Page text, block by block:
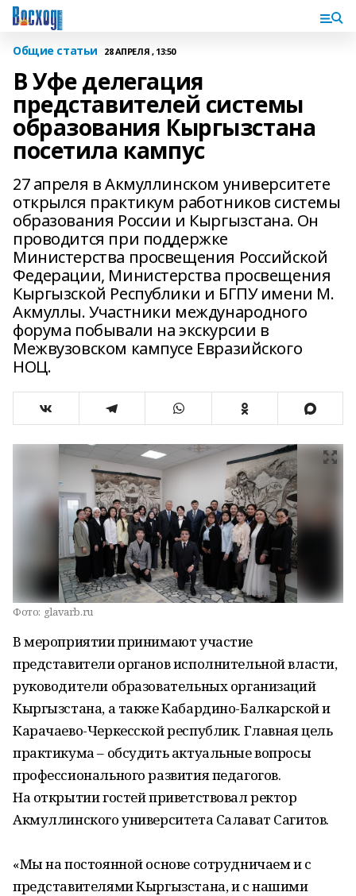
Общие статьи 28 АПРЕЛЯ , 13:50
В Уфе делегация
представителей системы
образования Кыргызстана
посетила кампус
27 апреля в Акмуллинском университете
открылся практикум работников системы
образования России и Кыргызстана. Он
проводится при поддержке
Министерства просвещения Российской
Федерации, Министерства просвещения
Кыргызской Республики и БГПУ имени М.
Акмуллы. Участники международного
форума побывали на экскурсии в
Межвузовском кампусе Евразийского
НОЦ.
Фото: glavarb.ru
В мероприятии принимают участие
представители органов исполнительной власти,
руководители образовательных организаций
Кыргызстана, а также Кабардино-Балкарской и
Карачаево-Черкесской республик. Главная цель
практикума – обсудить актуальные вопросы
профессионального развития педагогов.
На открытии гостей приветствовал ректор
Акмуллинского университета Салават Сагитов.
«Мы на постоянной основе сотрудничаем и с
представителями Кыргызстана, и с нашими